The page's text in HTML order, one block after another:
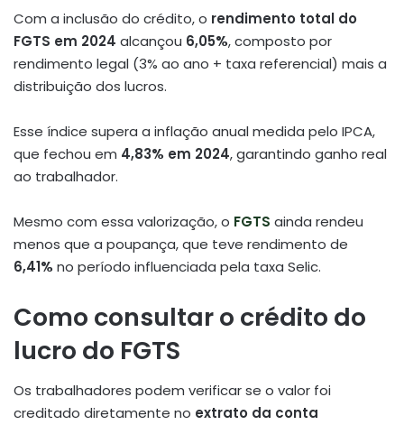
Com a inclusão do crédito, o rendimento total do
FGTS em 2024 alcançou 6,05%, composto por
rendimento legal (3% ao ano + taxa referencial) mais a
distribuição dos lucros.
Esse índice supera a inflação anual medida pelo IPCA,
que fechou em 4,83% em 2024, garantindo ganho real
ao trabalhador.
Mesmo com essa valorização, o FGTS ainda rendeu
menos que a poupança, que teve rendimento de
6,41% no período influenciada pela taxa Selic.
Como consultar o crédito do
lucro do FGTS
Os trabalhadores podem verificar se o valor foi
creditado diretamente no extrato da conta